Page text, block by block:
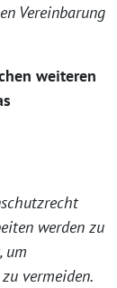
Vereinbarung
weiteren
werden zu
um
vermeiden.